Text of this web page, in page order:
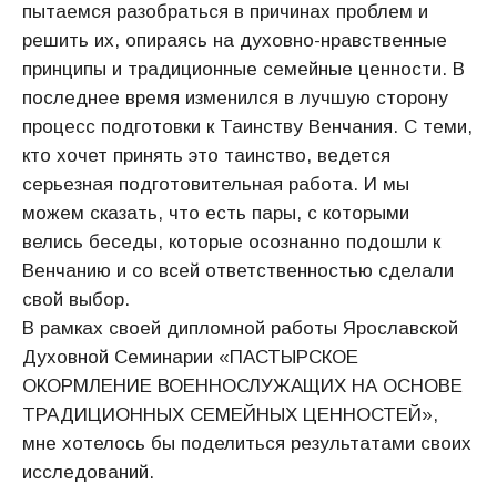
пытаемся разобраться в причинах проблем и
решить их, опираясь на духовно-нравственные
принципы и традиционные семейные ценности. В
последнее время изменился в лучшую сторону
процесс подготовки к Таинству Венчания. С теми,
кто хочет принять это таинство, ведется
серьезная подготовительная работа. И мы
можем сказать, что есть пары, с которыми
велись беседы, которые осознанно подошли к
Венчанию и со всей ответственностью сделали
свой выбор.
В рамках своей дипломной работы Ярославской
Духовной Семинарии «ПАСТЫРСКОЕ
ОКОРМЛЕНИЕ ВОЕННОСЛУЖАЩИХ НА ОСНОВЕ
ТРАДИЦИОННЫХ СЕМЕЙНЫХ ЦЕННОСТЕЙ»,
мне хотелось бы поделиться результатами своих
исследований.